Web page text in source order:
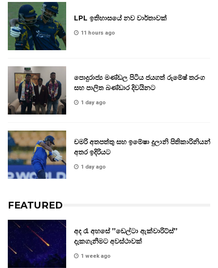
LPL ඉතිහාසයේ නව වාර්තාවක්
11 hours ago
පොදුරාජ්‍ය මණ්ඩල පිටිය ජයගත් රුමේෂ් තරංග
සහ පාලිත බණ්ඩාර දිවයිනට
1 day ago
චමරි අතපත්තු සහ ඉමේෂා දුලානි පිතිකාරිනියන්
අතර ඉදිරියට
1 day ago
FEATURED
අද රෑ අහසේ ”ඩෙල්ටා ඇක්වාරිට්ස්”
දැකගැනීමට අවස්ථාවක්
1 week ago